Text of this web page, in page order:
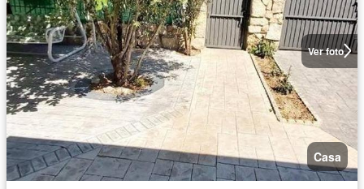
Ver foto
Casa